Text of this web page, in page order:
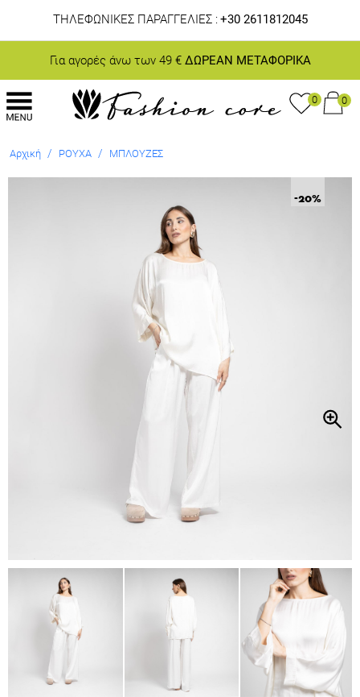
ΤΗΛΕΦΩΝΙΚΕΣ ΠΑΡΑΓΓΕΛΙΕΣ : +30 2611812045
Για αγορές άνω των 49 €ΔΩΡΕΑΝ ΜΕΤΑΦΟΡΙΚΑ
0 0
Αρχική / ΡΟΥΧΑ / ΜΠΛΟΥΖΕΣ
-20%